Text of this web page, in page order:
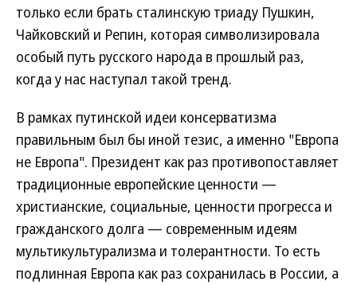
только если брать сталинскую триаду Пушкин,
Чайковский и Репин, которая символизировала
особый путь русского народа в прошлый раз,
когда у нас наступал такой тренд.
В рамках путинской идеи консерватизма
правильным был бы иной тезис, а именно "Европа
не Европа". Президент как раз противопоставляет
традиционные европейские ценности —
христианские, социальные, ценности прогресса и
гражданского долга — современным идеям
мультикультурализма и толерантности. То есть
подлинная Европа как раз сохранилась в России, а